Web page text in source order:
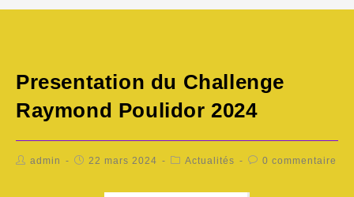
Presentation du Challenge
Raymond Poulidor 2024
admin 22 mars 2024 Actualités 0 commentaire